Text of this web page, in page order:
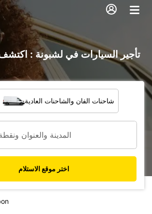
تأجير السيارات في لشبونة :
شاحنات الفان والشاحنات العادية
اختر موقع الاستلام